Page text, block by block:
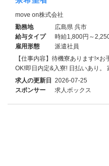
move on株式会社
勤務地
広島県 呉市
給与タイプ
時給1,800円～
雇用形態
派遣社員
【仕事内容】待機寮あります!×
OK!即日内定&入寮! 日払いあり。
求人の更新日 2026-07-25
スポンサー
求人ボックス